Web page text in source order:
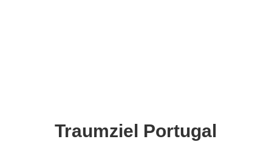
Traumziel Portugal